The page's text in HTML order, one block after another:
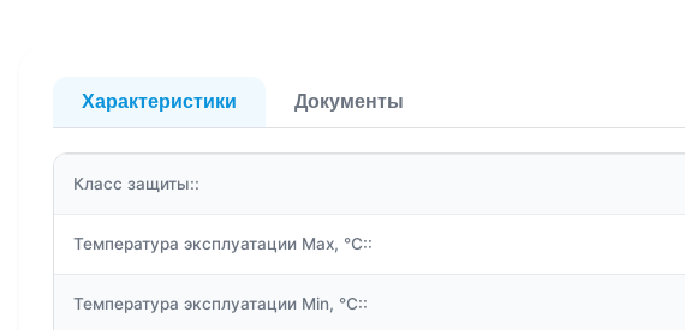
Характеристики Документы
Класс защиты::
Температура эксплуатации Max, °C::
Температура эксплуатации Min, °C::